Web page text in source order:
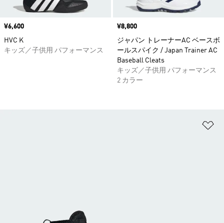
価格
¥6,600
HVC K
キッズ／子供用 パフォーマンス
価格
¥8,800
ジャパン トレーナーAC ベースボ
ールスパイク / Japan Trainer AC
Baseball Cleats
キッズ／子供用 パフォーマンス
2 カラー